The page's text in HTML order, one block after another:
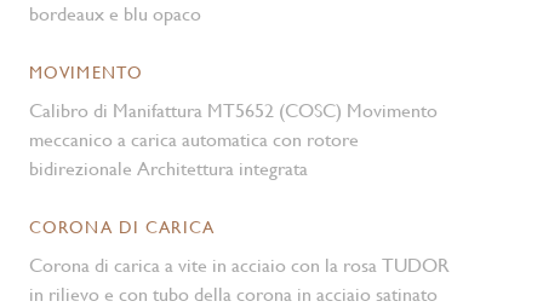
bordeaux e blu opaco
MOVIMENTO
Calibro di Manifattura MT5652 (COSC) Movimento
meccanico a carica automatica con rotore
bidirezionale Architettura integrata
CORONA DI CARICA
Corona di carica a vite in acciaio con la rosa TUDOR
in rilievo e con tubo della corona in acciaio satinato